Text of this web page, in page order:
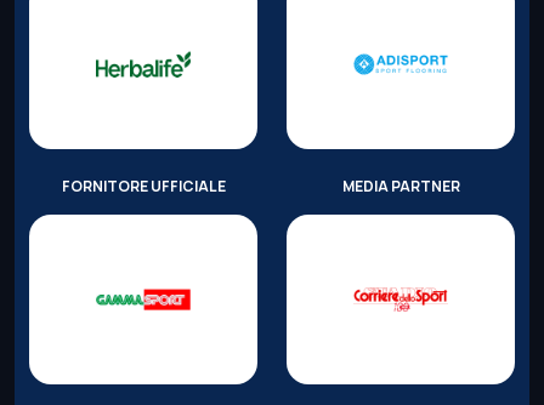
FORNITORE UFFICIALE MEDIA PARTNER